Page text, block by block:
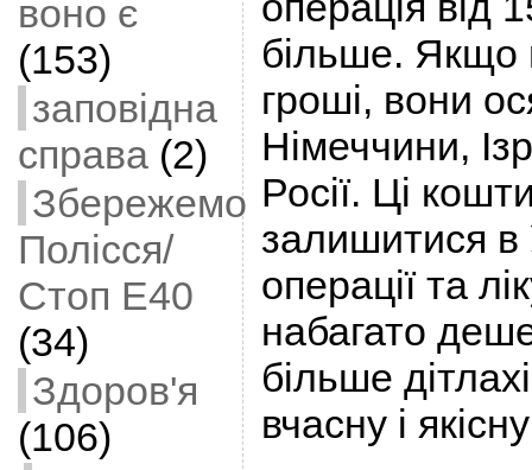
воно є
(153)
заповідна
справа(2)
Збережемо
Полісся/
Стоп Е40
(34)
Здоров'я
(106)
більше. Якщо
гроші, вони
Німеччини,
Росії. Ці
залишитися в
операції та
набагато
більше
вчасну і